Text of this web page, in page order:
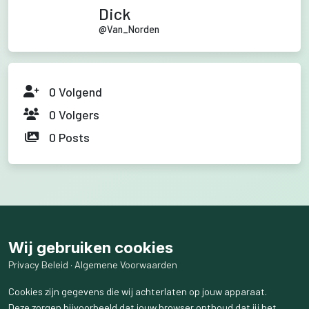
Dick
@Van_Norden
0 Volgend
0 Volgers
0 Posts
Wij gebruiken cookies
Privacy Beleid · Algemene Voorwaarden
Cookies zijn gegevens die wij achterlaten op jouw apparaat.